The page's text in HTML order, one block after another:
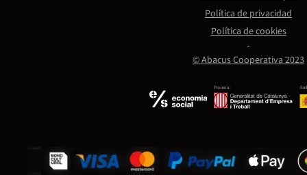
Promou:
© Abacus Cooperativa 2023
Política de privacidad
Política de cookies